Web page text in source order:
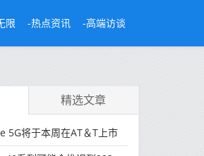
限 -热点资讯 -高端访谈
精选文章
5G将于本周在AT＆T上市